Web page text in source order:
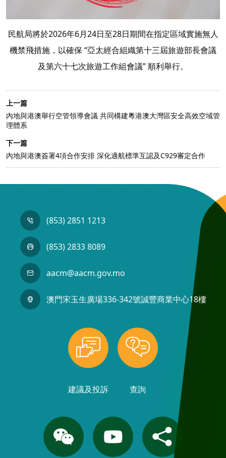
民航局將於2026年6月24日至28日期間在指定區域實施無人
機禁飛措施，以確保 “亞太經合組織第十三屆旅遊部長會議
及第六十七次旅遊工作組會議” 順利舉行。
上一篇
內地與港澳舉行空管領導會議 共同構建粵港澳大灣區安全高效空域管
理體系
下一篇
內地與港澳簽署4項合作安排 深化適航標準互認及C929審定合作
(853) 2851 1213
(853) 2833 8089
aacm@aacm.gov.mo
澳門宋玉生廣場336-342號誠豐商業中心18樓
建議及投訴 查詢